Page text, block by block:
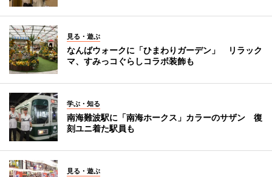
見る・遊ぶ
なんばウォークに「ひまわりガーデン」 リラック
マ、すみっコぐらしコラボ装飾も
学ぶ・知る
南海難波駅に「南海ホークス」カラーのサザン 復
刻ユニ着た駅員も
見る・遊ぶ